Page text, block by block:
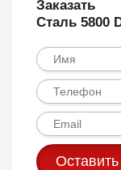
Заказать
Сталь 5800
Оставить